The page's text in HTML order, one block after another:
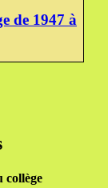
de 1947 à
collège